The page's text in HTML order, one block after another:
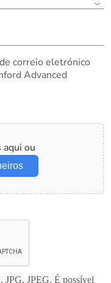
correio eletrónico
Advanced
ou
JPG, JPEG. É possível